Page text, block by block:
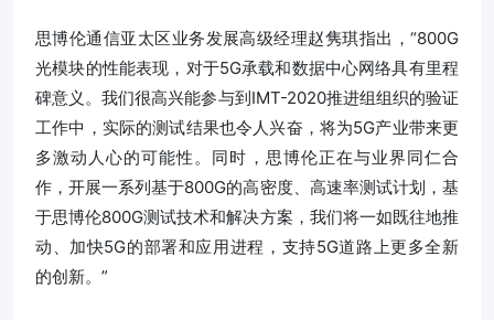
思博伦通信亚太区业务发展高级经理赵隽琪指出，“800G
光模块的性能表现，对于5G承载和数据中心网络具有里程
碑意义。我们很高兴能参与到IMT-2020推进组组织的验证
工作中，实际的测试结果也令人兴奋，将为5G产业带来更
多激动人心的可能性。同时，思博伦正在与业界同仁合
作，开展一系列基于800G的高密度、高速率测试计划，基
于思博伦800G测试技术和解决方案，我们将一如既往地推
动、加快5G的部署和应用进程，支持5G道路上更多全新
的创新。”